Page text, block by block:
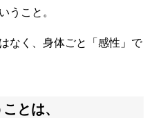
うこと。
なく、身体ごと「感性」で
とは、